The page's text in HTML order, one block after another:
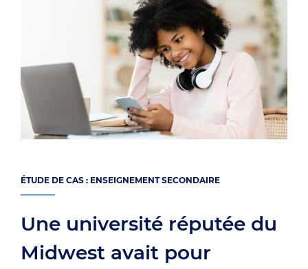
ÉTUDE DE CAS : ENSEIGNEMENT SECONDAIRE
Une université réputée du
Midwest avait pour